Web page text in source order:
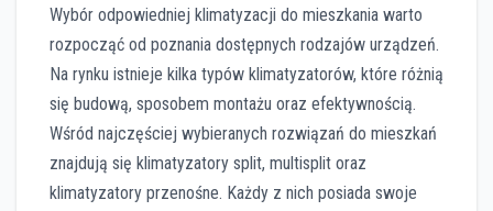
Wybór odpowiedniej klimatyzacji do mieszkania warto
rozpocząć od poznania dostępnych rodzajów urządzeń.
Na rynku istnieje kilka typów klimatyzatorów, które różnią
się budową, sposobem montażu oraz efektywnością.
Wśród najczęściej wybieranych rozwiązań do mieszkań
znajdują się klimatyzatory split, multisplit oraz
klimatyzatory przenośne. Każdy z nich posiada swoje